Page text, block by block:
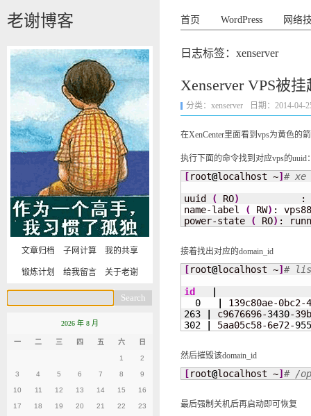
老谢博客 首页 WordPress 网络
日志标签：xenserver
Xenserver VPS被
分类： xenserver 日期：2014-04-
在XenCenter里面看到vps为黄色的
执行下面的命令找到对应vps的uuid
[root@localhost ~] # xe
uuid
( RO)
:
name-label
( RW) :
power-state
( RO) :
接着找出对应的domain_id
[root@localhost ~] #
id
0
139c80ae-
263
c9676696-3430-
302
5aa05c58-6e72-
然后摧毁该domain_id
[root@localhost ~] # /
最后强制关机后再启动即可恢复
文章归档 子网计算 我的共享
锻炼计划 给我留言 关于老谢
2026 年 8 月
一 二 三 四 五 六 日
1 2
3 4 5 6 7 8 9
10 11 12 13 14 15 16
17 18 19 20 21 22 23